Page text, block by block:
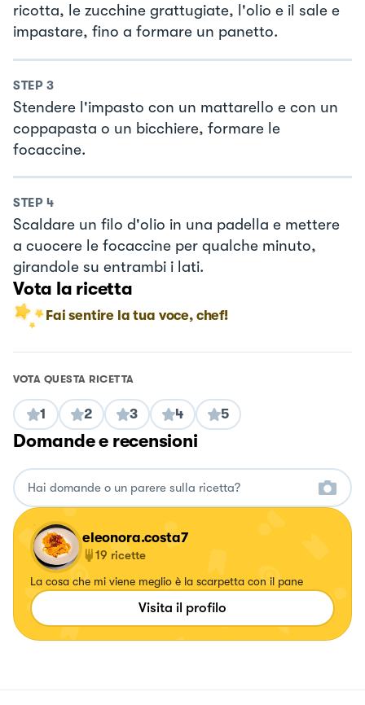
ricotta, le zucchine grattugiate, l'olio e il sale e
impastare, fino a formare un panetto.
STEP 3
Stendere l'impasto con un mattarello e con un
coppapasta o un bicchiere, formare le
focaccine.
STEP 4
Scaldare un filo d'olio in una padella e mettere
a cuocere le focaccine per qualche minuto,
girandole su entrambi i lati.
Vota la ricetta
Fai sentire la tua voce, chef!
VOTA QUESTA RICETTA
1 2 3 4 5
Domande e recensioni
eleonora.costa7
19 ricette
La cosa che mi viene meglio è la scarpetta con il pane
Visita il profilo